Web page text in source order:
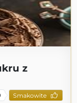
z
Smakowite